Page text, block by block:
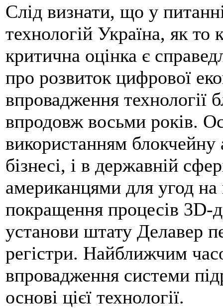
Слід визнати, що у
технологій Україна, як то
критична оцінка є
про розвиток цифрової
впровадження технології
впродовж восьми років.
використанням блокчейну
бізнесі, і в державній
американцями для угод
покращення процесів 3D-
установи штату Делавер
регістри. Найближчим
впровадження системи
основі цієї технології.